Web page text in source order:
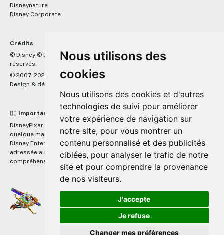
Nous utilisons des
cookies
Nous utilisons des cookies et d'autres
technologies de suivi pour améliorer
votre expérience de navigation sur
notre site, pour vous montrer un
contenu personnalisé et des publicités
ciblées, pour analyser le trafic de notre
site et pour comprendre la provenance
de nos visiteurs.
J'accepte
Je refuse
Changer mes préférences
Disneynature
Disney Corporate
Crédits
© Disney © Disney/Pixar © &
Lucasfilm LTD © Marvel. Tous droits
réservés.
© 2007-2026 DisneyPixar.fr
Design & développement :
☝🏼 Important
DisneyPixar.fr est un site indépendant et n'est en aucun cas lié de
quelque manière que ce soit avec The Walt Disney Company, Pixar,
Disney Enterprises, Inc ou leurs dérivés ou associés. Toute demande
adressée aux studios Disney ou Pixar sera ignorée. Merci de votre
compréhension.